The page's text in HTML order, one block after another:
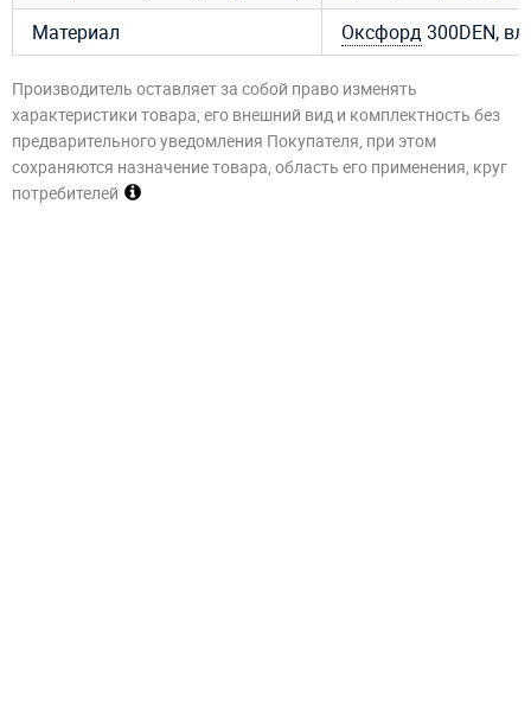
Материал
Оксфорд300DEN,
Производитель оставляет за собой право изменять
характеристики товара, его внешний вид и комплектность без
предварительного уведомления Покупателя, при этом
сохраняются назначение товара, область его применения, круг
потребителей